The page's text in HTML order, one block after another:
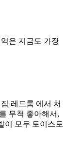
은 지금도 가장
레드룸 에서 처
무척 좋아해서,
이 모두 토이스토